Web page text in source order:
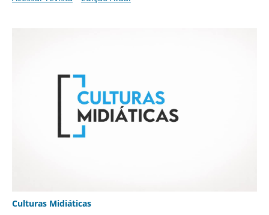
Culturas Midiáticas